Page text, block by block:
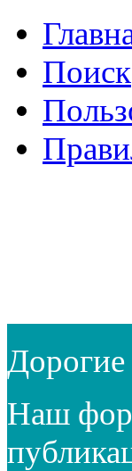
Поиск
Наш